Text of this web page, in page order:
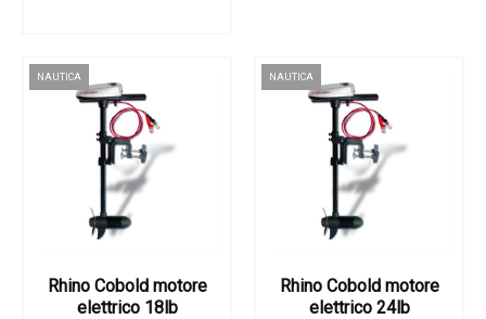
NAUTICA
Rhino Cobold motore
elettrico 18lb
NAUTICA
Rhino Cobold motore
elettrico 24lb